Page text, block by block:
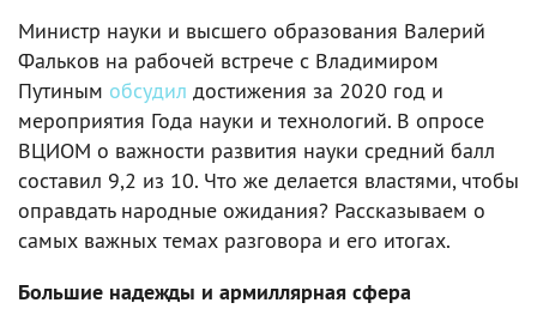
Министр науки и высшего образования Валерий
Фальков на рабочей встрече с Владимиром
Путиным обсудил достижения за 2020 год и
мероприятия Года науки и технологий. В опросе
ВЦИОМ о важности развития науки средний балл
составил 9,2 из 10. Что же делается властями, чтобы
оправдать народные ожидания? Рассказываем о
самых важных темах разговора и его итогах.
Большие надежды и армиллярная сфера